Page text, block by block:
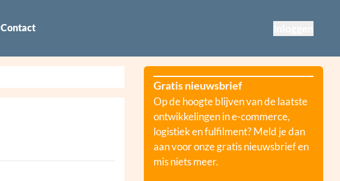
Contact
Gratis nieuwsbrief
Op de hoogte blijven van de laatste
ontwikkelingen in e-commerce,
logistiek en fulfilment? Meld je dan
aan voor onze gratis nieuwsbrief en
mis niets meer.